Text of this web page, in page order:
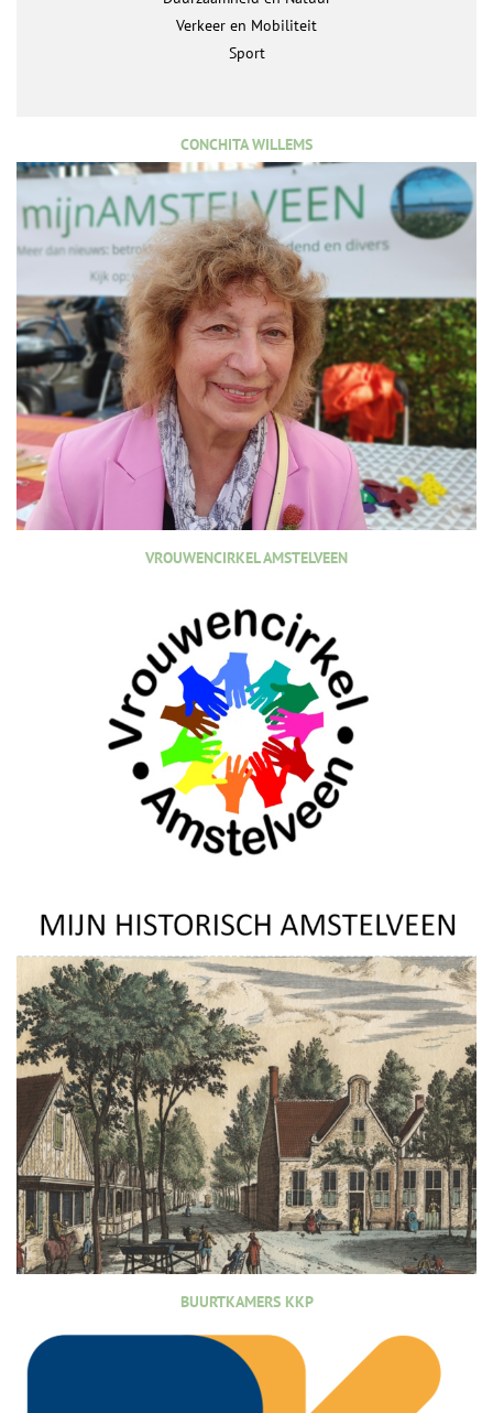
Verkeer en Mobiliteit
Sport
CONCHITA WILLEMS
VROUWENCIRKEL AMSTELVEEN
BUURTKAMERS KKP